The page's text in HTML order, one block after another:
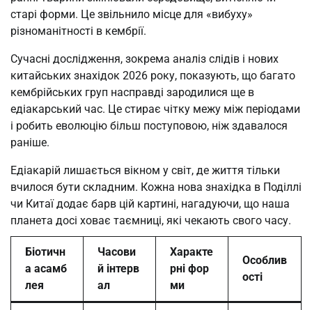
старі форми. Це звільнило місце для «вибуху»
різноманітності в кембрії.
Сучасні дослідження, зокрема аналіз слідів і нових
китайських знахідок 2026 року, показують, що багато
кембрійських груп насправді зародилися ще в
едіакарський час. Це стирає чітку межу між періодами
і робить еволюцію більш поступовою, ніж здавалося
раніше.
Едіакарій лишається вікном у світ, де життя тільки
вчилося бути складним. Кожна нова знахідка в Поділлі
чи Китаї додає барв цій картині, нагадуючи, що наша
планета досі ховає таємниці, які чекають свого часу.
Біотичн
а асамб
лея
Часови
й інтерв
ал
Характе
рні фор
ми
Особлив
ості